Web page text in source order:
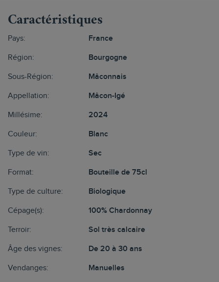
Caractéristiques
Pays: France
Région: Bourgogne
Sous-Région: Mâconnais
Appellation: Mâcon-Igé
Millésime: 2024
Couleur: Blanc
Type de vin: Sec
Format: Bouteille de 75cl
Type de culture: Biologique
Cépage(s): 100% Chardonnay
Terroir: Sol très calcaire
Âge des vignes: De 20 à 30 ans
Vendanges: Manuelles